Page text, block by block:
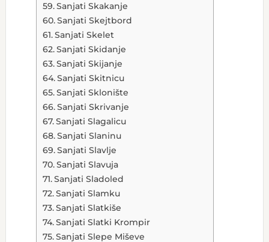
Sanjati Skakanje
Sanjati Skejtbord
Sanjati Skelet
Sanjati Skidanje
Sanjati Skijanje
Sanjati Skitnicu
Sanjati Sklonište
Sanjati Skrivanje
Sanjati Slagalicu
Sanjati Slaninu
Sanjati Slavlje
Sanjati Slavuja
Sanjati Sladoled
Sanjati Slamku
Sanjati Slatkiše
Sanjati Slatki Krompir
Sanjati Slepe Miševe